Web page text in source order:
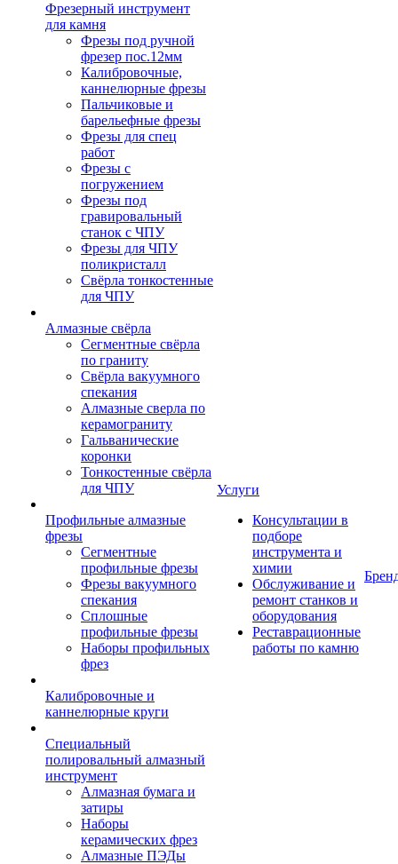
Фрезерный инструмент
для камня
Фрезы под ручной
фрезер пос.12мм
Калибровочные,
каннелюрные фрезы
Пальчиковые и
барельефные фрезы
Фрезы для спец
работ
Фрезы с
погружением
Фрезы под
гравировальный
станок с ЧПУ
Фрезы для ЧПУ
поликристалл
Свёрла тонкостенные
для ЧПУ
Алмазные свёрла
Сегментные свёрла
по граниту
Свёрла вакуумного
спекания
Алмазные сверла по
керамограниту
Гальванические
коронки
Тонкостенные свёрла
для ЧПУ
Профильные алмазные
фрезы
Сегментные
профильные фрезы
Фрезы вакуумного
спекания
Сплошные
профильные фрезы
Наборы профильных
фрез
Калибровочные и
каннелюрные круги
Специальный
полировальный алмазный
инструмент
Алмазная бумага и
затиры
Наборы
керамических фрез
Алмазные ПЭДы
Услуги
Консультации в
подборе
инструмента и
химии
Обслуживание и
ремонт станков и
оборудования
Реставрационные
работы по камню